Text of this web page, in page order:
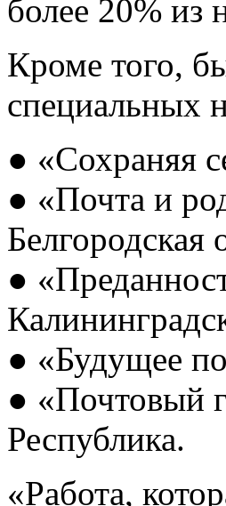
более 20% из
Кроме того,
специальных
● «Сохраняя
● «Почта и
Белгородская
●
● «Будущее
● «Почтовый
Республика.
«Работа,